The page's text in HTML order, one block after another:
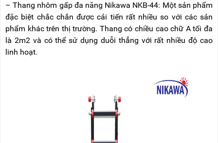
XE
ĐẨY
HÀNG
BỘ
– Thang nhôm gấp đa năng Nikawa NKB-44: Một sản phẩm
đặc biệt chắc chắn được cải tiến rất nhiều so với các sản
phẩm khác trên thị trường. Thang có chiều cao chữ A tối đa
là 2m2 và có thể sử dụng duỗi thẳng với rất nhiều độ cao
linh hoạt.